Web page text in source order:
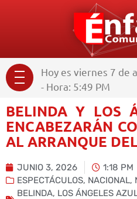
Hoy es viernes 7 de
- Hora: 5:49 PM
BELINDA Y LOS
ENCABEZARÁN
AL ARRANQUE
JUNIO 3, 2026
1:18 PM
ESPECTÁCULOS, NACIONAL,
BELINDA, LOS ÁNGELES